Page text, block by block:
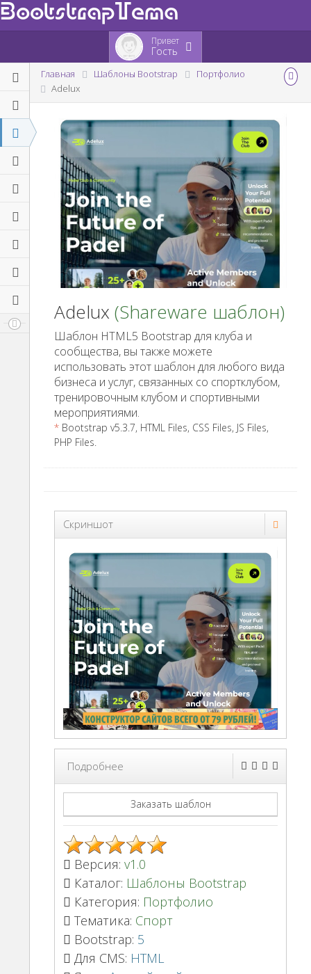
BootstrapTema
Привет
Гость
Главная Шаблоны Bootstrap
Портфолио
Adelux
Adelux (Shareware шаблон)
Шаблон HTML5 Bootstrap для клуба и
сообщества, вы также можете
использовать этот шаблон для любого вида
бизнеса и услуг, связанных со спортклубом,
тренировочным клубом и спортивными
мероприятиями.
* Bootstrap v5.3.7, HTML Files, CSS Files, JS Files,
PHP Files.
Скриншот
Подробнее
Заказать шаблон
Версия: v1.0
Каталог: Шаблоны Bootstrap
Категория: Портфолио
Тематика: Спорт
Bootstrap: 5
Для CMS: HTML